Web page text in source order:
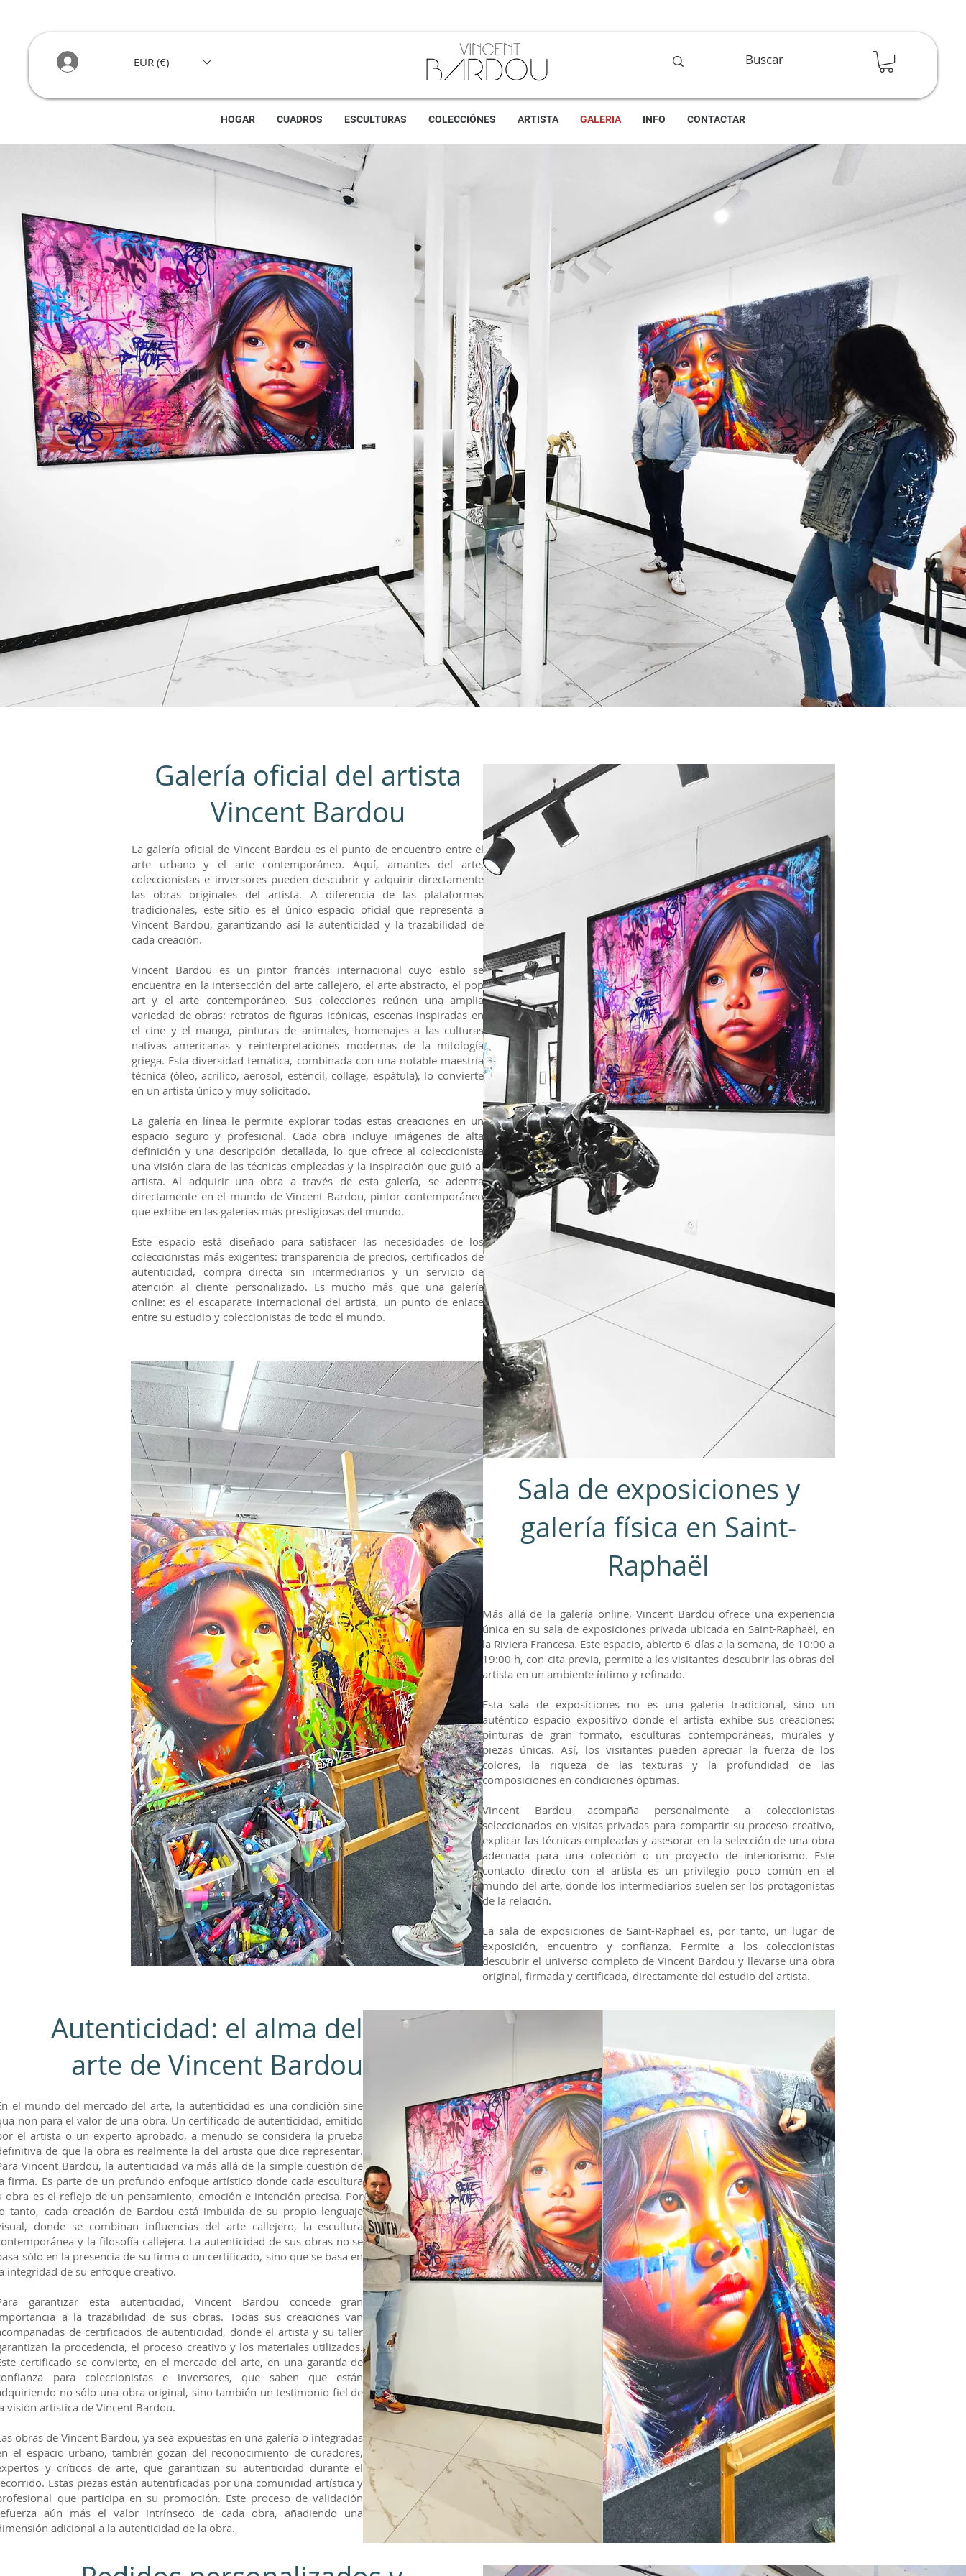
EUR (€)
HOGAR CUADROS ESCULTURAS COLECCIÓNES ARTISTA GALERIA INFO CONTACTAR
Galería oficial del artista
Vincent Bardou
La galería oficial de Vincent Bardou es el punto de encuentro entre el
arte urbano y el arte contemporáneo. Aquí, amantes del arte,
coleccionistas e inversores pueden descubrir y adquirir directamente
las obras originales del artista. A diferencia de las plataformas
tradicionales, este sitio es el único espacio oficial que representa a
Vincent Bardou, garantizando así la autenticidad y la trazabilidad de
cada creación.
Vincent Bardou es un pintor francés internacional cuyo estilo se
encuentra en la intersección del arte callejero, el arte abstracto, el pop
art y el arte contemporáneo. Sus colecciones reúnen una amplia
variedad de obras: retratos de figuras icónicas, escenas inspiradas en
el cine y el manga, pinturas de animales, homenajes a las culturas
nativas americanas y reinterpretaciones modernas de la mitología
griega. Esta diversidad temática, combinada con una notable maestría
técnica (óleo, acrílico, aerosol, esténcil, collage, espátula), lo convierte
en un artista único y muy solicitado.
La galería en línea le permite explorar todas estas creaciones en un
espacio seguro y profesional. Cada obra incluye imágenes de alta
definición y una descripción detallada, lo que ofrece al coleccionista
una visión clara de las técnicas empleadas y la inspiración que guió al
artista. Al adquirir una obra a través de esta galería, se adentra
directamente en el mundo de Vincent Bardou, pintor contemporáneo
que exhibe en las galerías más prestigiosas del mundo.
Este espacio está diseñado para satisfacer las necesidades de los
coleccionistas más exigentes: transparencia de precios, certificados de
autenticidad, compra directa sin intermediarios y un servicio de
atención al cliente personalizado. Es mucho más que una galería
online: es el escaparate internacional del artista, un punto de enlace
entre su estudio y coleccionistas de todo el mundo.
Sala de exposiciones y
galería física en Saint-
Raphaël
Más allá de la galería online, Vincent Bardou ofrece una experiencia
única en su sala de exposiciones privada ubicada en Saint-Raphaël, en
la Riviera Francesa. Este espacio, abierto 6 días a la semana, de 10:00 a
19:00 h, con cita previa, permite a los visitantes descubrir las obras del
artista en un ambiente íntimo y refinado.
Esta sala de exposiciones no es una galería tradicional, sino un
auténtico espacio expositivo donde el artista exhibe sus creaciones:
pinturas de gran formato, esculturas contemporáneas, murales y
piezas únicas. Así, los visitantes pueden apreciar la fuerza de los
colores, la riqueza de las texturas y la profundidad de las
composiciones en condiciones óptimas.
Vincent Bardou acompaña personalmente a coleccionistas
seleccionados en visitas privadas para compartir su proceso creativo,
explicar las técnicas empleadas y asesorar en la selección de una obra
adecuada para una colección o un proyecto de interiorismo. Este
contacto directo con el artista es un privilegio poco común en el
mundo del arte, donde los intermediarios suelen ser los protagonistas
de la relación.
La sala de exposiciones de Saint-Raphaël es, por tanto, un lugar de
exposición, encuentro y confianza. Permite a los coleccionistas
descubrir el universo completo de Vincent Bardou y llevarse una obra
original, firmada y certificada, directamente del estudio del artista.
Autenticidad: el alma del
arte de Vincent Bardou
el mundo del mercado del arte, la autenticidad es una condición sine
non para el valor de una obra. Un certificado de autenticidad, emitido
el artista o un experto aprobado, a menudo se considera la prueba
de que la obra es realmente la del artista que dice representar.
Vincent Bardou, la autenticidad va más allá de la simple cuestión de
firma. Es parte de un profundo enfoque artístico donde cada escultura
obra es el reflejo de un pensamiento, emoción e intención precisa. Por
tanto, cada creación de Bardou está imbuida de su propio lenguaje
donde se combinan influencias del arte callejero, la escultura
y la filosofía callejera. La autenticidad de sus obras no se
sólo en la presencia de su firma o un certificado, sino que se basa en
integridad de su enfoque creativo.
garantizar esta autenticidad, Vincent Bardou concede gran
a la trazabilidad de sus obras. Todas sus creaciones van
de certificados de autenticidad, donde el artista y su taller
la procedencia, el proceso creativo y los materiales utilizados.
certificado se convierte, en el mercado del arte, en una garantía de
para coleccionistas e inversores, que saben que están
no sólo una obra original, sino también un testimonio fiel de
visión artística de Vincent Bardou.
obras de Vincent Bardou, ya sea expuestas en una galería o integradas
el espacio urbano, también gozan del reconocimiento de curadores,
y críticos de arte, que garantizan su autenticidad durante el
Estas piezas están autentificadas por una comunidad artística y
que participa en su promoción. Este proceso de validación
aún más el valor intrínseco de cada obra, añadiendo una
adicional a la autenticidad de la obra.